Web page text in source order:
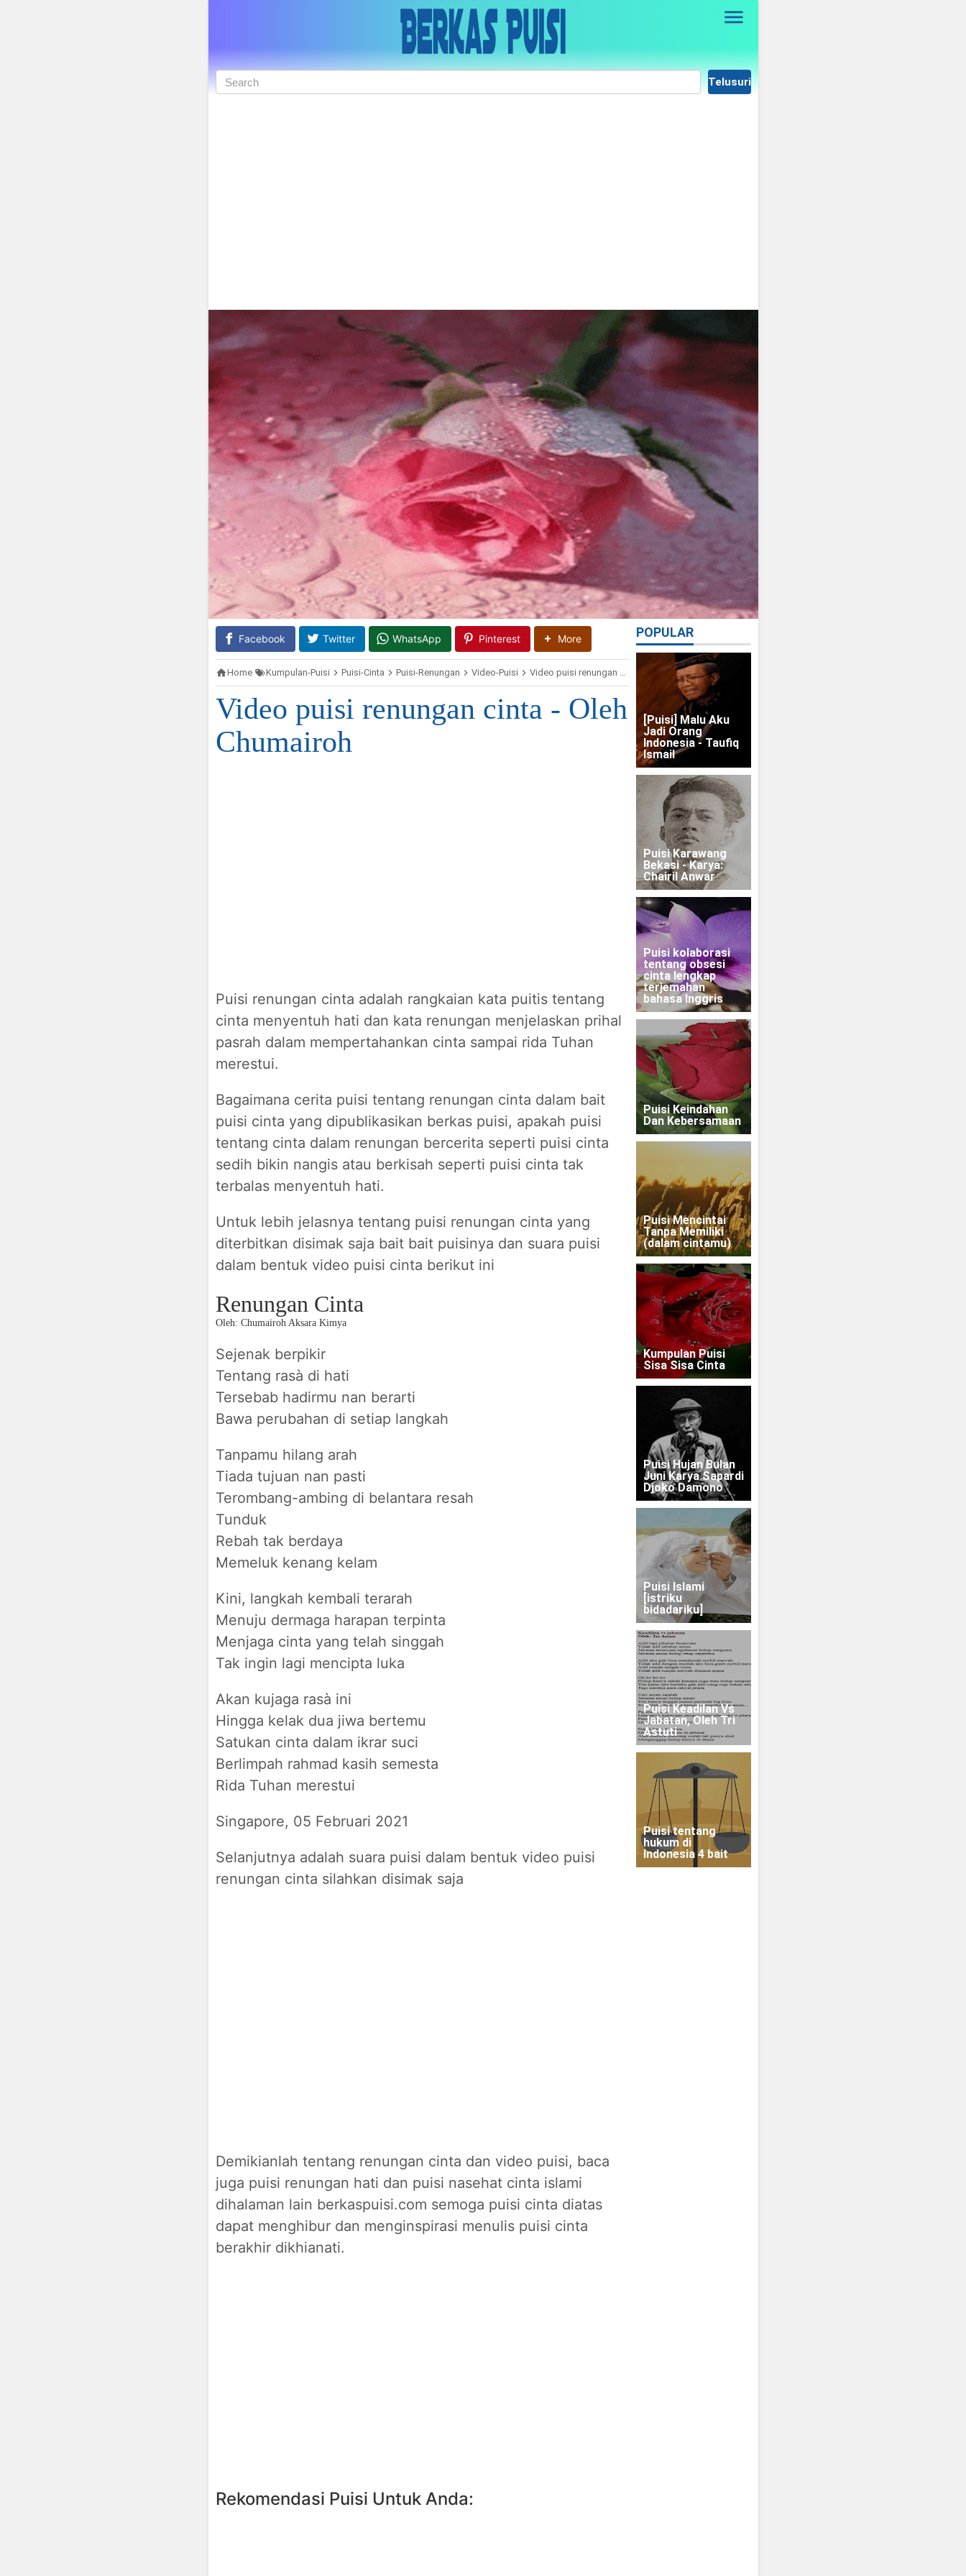
Skip to main content
Facebook Twitter WhatsApp Pinterest More
Home Kumpulan-Puisi Puisi-Cinta Puisi-Renungan Video-Puisi Video puisi renungan cinta - Oleh Chumairoh
Video puisi renungan cinta - Oleh
Chumairoh
Puisi renungan cinta adalah rangkaian kata puitis tentang
cinta menyentuh hati dan kata renungan menjelaskan prihal
pasrah dalam mempertahankan cinta sampai rida Tuhan
merestui.
Bagaimana cerita puisi tentang renungan cinta dalam bait
puisi cinta yang dipublikasikan berkas puisi, apakah puisi
tentang cinta dalam renungan bercerita seperti puisi cinta
sedih bikin nangis atau berkisah seperti puisi cinta tak
terbalas menyentuh hati.
Untuk lebih jelasnya tentang puisi renungan cinta yang
diterbitkan disimak saja bait bait puisinya dan suara puisi
dalam bentuk video puisi cinta berikut ini
Renungan Cinta
Oleh: Chumairoh Aksara Kimya
Sejenak berpikir
Tentang rasà di hati
Tersebab hadirmu nan berarti
Bawa perubahan di setiap langkah
Tanpamu hilang arah
Tiada tujuan nan pasti
Terombang-ambing di belantara resah
Tunduk
Rebah tak berdaya
Memeluk kenang kelam
Kini, langkah kembali terarah
Menuju dermaga harapan terpinta
Menjaga cinta yang telah singgah
Tak ingin lagi mencipta luka
Akan kujaga rasà ini
Hingga kelak dua jiwa bertemu
Satukan cinta dalam ikrar suci
Berlimpah rahmad kasih semesta
Rida Tuhan merestui
Singapore, 05 Februari 2021
Selanjutnya adalah suara puisi dalam bentuk video puisi
renungan cinta silahkan disimak saja
Demikianlah tentang renungan cinta dan video puisi, baca
juga puisi renungan hati dan puisi nasehat cinta islami
dihalaman lain berkaspuisi.com semoga puisi cinta diatas
dapat menghibur dan menginspirasi menulis puisi cinta
berakhir dikhianati.
Rekomendasi Puisi Untuk Anda:
POPULAR
[Puisi] Malu Aku
Jadi Orang
Indonesia - Taufiq
Ismail
Puisi Karawang
Bekasi - Karya:
Chairil Anwar
Puisi kolaborasi
tentang obsesi
cinta lengkap
terjemahan
bahasa Inggris
Puisi Keindahan
Dan Kebersamaan
Puisi Mencintai
Tanpa Memiliki
(dalam cintamu)
Kumpulan Puisi
Sisa Sisa Cinta
Puisi Hujan Bulan
Juni Karya Sapardi
Djoko Damono
Puisi Islami
[istriku
bidadariku]
Puisi Keadilan Vs
Jabatan, Oleh Tri
Astuti
Puisi tentang
hukum di
Indonesia 4 bait